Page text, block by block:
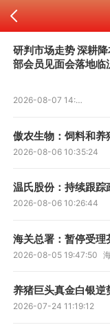
研判市场走势 深耕
部会员见面会落地临
2026-08-07 14:49:11
傲农生物：饲料和养
2026-08-06 10:35:24
温氏股份：持续跟踪
2026-08-06 10:26:44
海关总署：暂停受
2026-08-05 19:47:50
养猪巨头真金白银逆
2026-07-24 11:19:12